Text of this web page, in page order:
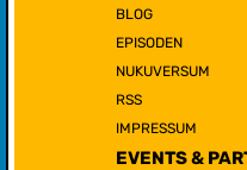
BLOG
EPISODEN
NUKUVERSUM
RSS
IMPRESSUM
EVENTS &